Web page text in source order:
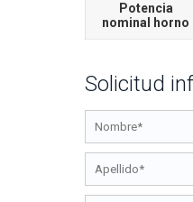
Potencia
nominal horno
Solicitud